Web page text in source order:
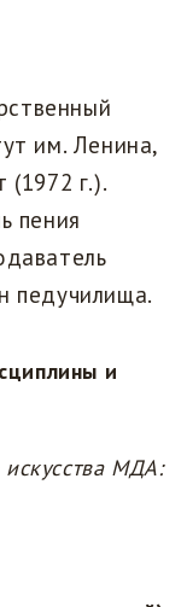
им. Ленина,
(1972 г.).
пения
педучилища.
и
искусства МДА: